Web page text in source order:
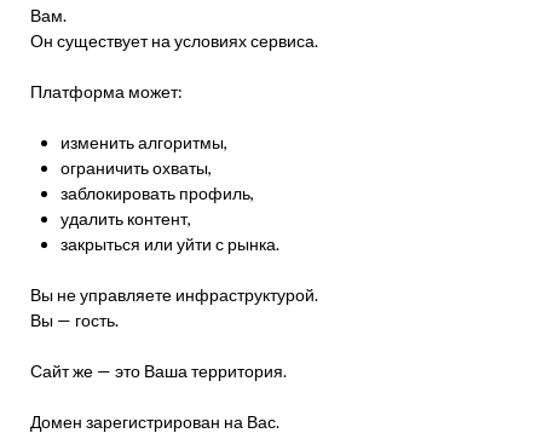
Вам.
Он существует на условиях сервиса.
Платформа может:
изменить алгоритмы,
ограничить охваты,
заблокировать профиль,
удалить контент,
закрыться или уйти с рынка.
Вы не управляете инфраструктурой.
Вы — гость.
Сайт же — это Ваша территория.
Домен зарегистрирован на Вас.